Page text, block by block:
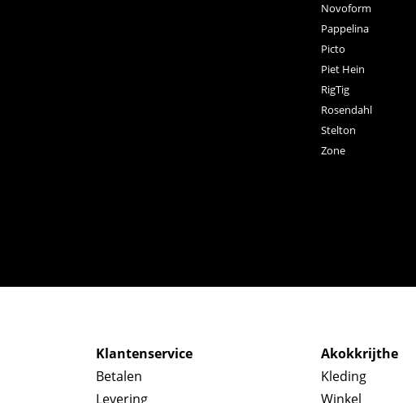
Novoform
Pappelina
Picto
Piet Hein
RigTig
Rosendahl
Stelton
Zone
Klantenservice
Betalen
Levering
Akokkrijthe
Kleding
Winkel